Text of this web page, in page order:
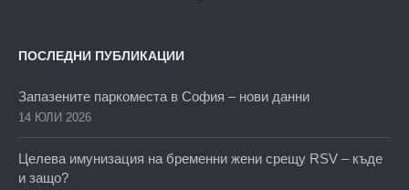
ПОСЛЕДНИ ПУБЛИКАЦИИ
Запазените паркоместа в София – нови данни
14 ЮЛИ 2026
Целева имунизация на бременни жени срещу RSV – къде
и защо?